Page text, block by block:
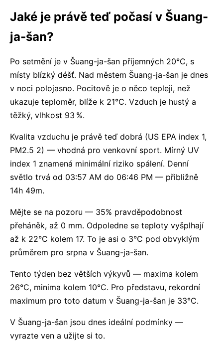
Jaké je právě teď počasí v Šuang-
ja-šan?
Po setmění je v Šuang-ja-šan příjemných 20°C, s
místy blízký déšť. Nad městem Šuang-ja-šan je dnes
v noci polojasno. Pocitově je o něco tepleji, než
ukazuje teploměr, blíže k 21°C. Vzduch je hustý a
těžký, vlhkost 93 %.
Kvalita vzduchu je právě teď dobrá (US EPA index 1,
PM2.5 2) — vhodná pro venkovní sport. Mírný UV
index 1 znamená minimální riziko spálení. Denní
světlo trvá od 03:57 AM do 06:46 PM — přibližně
14h 49m.
Mějte se na pozoru — 35% pravděpodobnost
přeháněk, až 0 mm. Odpoledne se teploty vyšplhají
až k 22°C kolem 17. To je asi o 3°C pod obvyklým
průměrem pro srpna v Šuang-ja-šan.
Tento týden bez větších výkyvů — maxima kolem
26°C, minima kolem 10°C. Pro představu, rekordní
maximum pro toto datum v Šuang-ja-šan je 33°C.
V Šuang-ja-šan jsou dnes ideální podmínky —
vyrazte ven a užijte si to.